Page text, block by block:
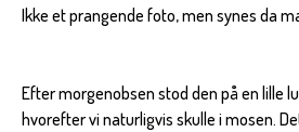
Ikke et prangende foto, men synes da
Efter morgenobsen stod den på en lille
hvorefter vi naturligvis skulle i mosen.